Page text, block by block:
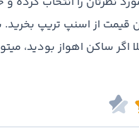
قیمت از اسنپ تریپ
اگر ساکن اهواز بودید،